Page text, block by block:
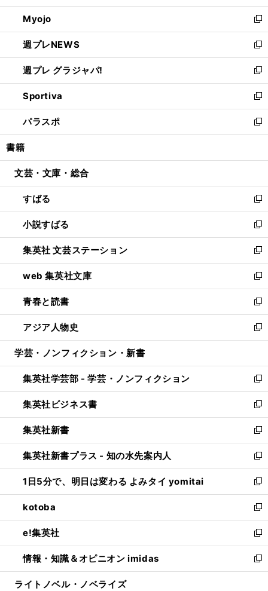
開
く
ウ
で
開
く
ン
ド
ウ
で
開
く
ウ
ィ
ン
ド
ウ
で
開
く
Myojo
新
し
い
ウ
ィ
ン
ド
ウ
で
開
週プレNEWS
新
し
い
ウ
ィ
ン
ド
ウ
開
週プレ グラジャパ!
新
し
い
ウ
ィ
ン
ウ
開
く
Sportiva
新
し
い
ウ
ン
ウ
で
開
く
パラスポ
新
し
ウ
ン
ド
ウ
で
開
く
書籍
文芸・文庫・総合
すばる
新
し
い
ウ
ィ
ン
ド
ウ
で
開
く
小説すばる
新
し
い
ウ
ィ
ン
ド
ウ
で
開
集英社 文芸ステーション
新
し
い
ウ
ィ
ン
ド
ウ
開
く
web 集英社文庫
新
し
い
ウ
ィ
ン
ウ
で
開
く
青春と読書
新
し
い
ウ
ン
ド
ウ
で
開
く
アジア人物史
新
し
ウ
ィ
ン
ド
ウ
で
開
く
学芸・ノンフィクション・新書
集英社学芸部 - 学芸・ノンフィクション
新
し
い
ウ
ィ
ン
ド
ウ
で
開
く
集英社ビジネス書
新
し
い
ウ
ィ
ン
ド
ウ
で
開
く
集英社新書
新
し
い
ウ
ィ
ン
ド
ウ
で
開
く
集英社新書プラス - 知の水先案内人
新
し
い
ウ
ィ
ン
ド
ウ
で
開
1日5分で、明日は変わる よみタイ yomitai
新
し
い
ウ
ィ
ン
ド
ウ
kotoba
新
し
い
ウ
ィ
ン
e!集英社
新
し
い
ウ
情報・知識＆オピニオン imidas
新
し
ライトノベル・ノベライズ